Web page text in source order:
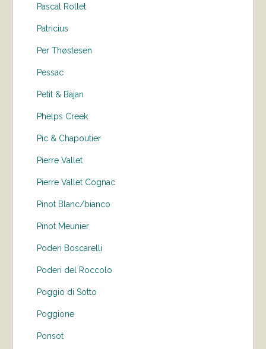
Pascal Rollet
Patricius
Per Thøstesen
Pessac
Petit & Bajan
Phelps Creek
Pic & Chapoutier
Pierre Vallet
Pierre Vallet Cognac
Pinot Blanc/bianco
Pinot Meunier
Poderi Boscarelli
Poderi del Roccolo
Poggio di Sotto
Poggione
Ponsot